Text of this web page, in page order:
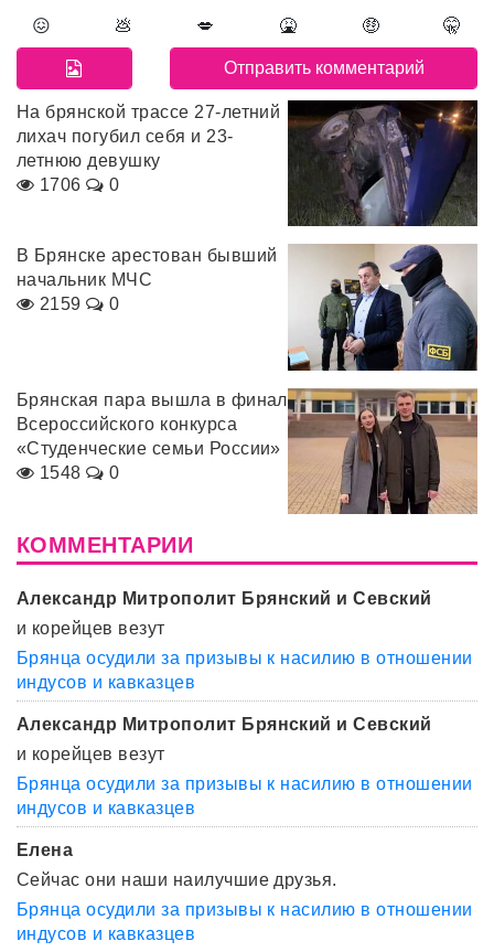
😖 💩 💋 🤮 🤑 🤫
На брянской трассе 27-летний
лихач погубил себя и 23-
летнюю девушку
1706
0
В Брянске арестован бывший
начальник МЧС
2159
0
Брянская пара вышла в финал
Всероссийского конкурса
«Студенческие семьи России»
1548
0
КОММЕНТАРИИ
Александр Митрополит Брянский и Севский
и корейцев везут
Брянца осудили за призывы к насилию в отношении
индусов и кавказцев
Александр Митрополит Брянский и Севский
и корейцев везут
Брянца осудили за призывы к насилию в отношении
индусов и кавказцев
Елена
Сейчас они наши наилучшие друзья.
Брянца осудили за призывы к насилию в отношении
индусов и кавказцев